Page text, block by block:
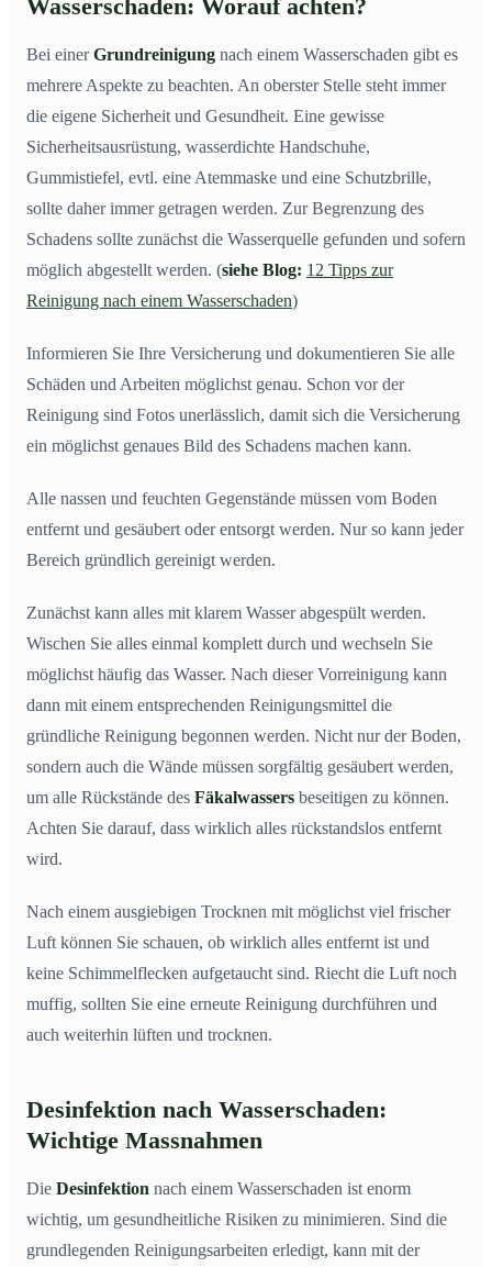
Wasserschaden: Worauf achten?
Bei einerGrundreinigung nach einem Wasserschaden gibt es
mehrere Aspekte zu beachten. An oberster Stelle steht immer
die eigene Sicherheit und Gesundheit. Eine gewisse
Sicherheitsausrüstung, wasserdichte Handschuhe,
Gummistiefel, evtl. eine Atemmaske und eine Schutzbrille,
sollte daher immer getragen werden. Zur Begrenzung des
Schadens sollte zunächst die Wasserquelle gefunden und sofern
möglich abgestellt werden. (siehe Blog: 12 Tipps zur
Reinigung nach einem Wasserschaden)
Informieren Sie Ihre Versicherung und dokumentieren Sie alle
Schäden und Arbeiten möglichst genau. Schon vor der
Reinigung sind Fotos unerlässlich, damit sich die Versicherung
ein möglichst genaues Bild des Schadens machen kann.
Alle nassen und feuchten Gegenstände müssen vom Boden
entfernt und gesäubert oder entsorgt werden. Nur so kann jeder
Bereich gründlich gereinigt werden.
Zunächst kann alles mit klarem Wasser abgespült werden.
Wischen Sie alles einmal komplett durch und wechseln Sie
möglichst häufig das Wasser. Nach dieser Vorreinigung kann
dann mit einem entsprechenden Reinigungsmittel die
gründliche Reinigung begonnen werden. Nicht nur der Boden,
sondern auch die Wände müssen sorgfältig gesäubert werden,
um alle Rückstände des Fäkalwassers beseitigen zu können.
Achten Sie darauf, dass wirklich alles rückstandslos entfernt
wird.
Nach einem ausgiebigen Trocknen mit möglichst viel frischer
Luft können Sie schauen, ob wirklich alles entfernt ist und
keine Schimmelflecken aufgetaucht sind. Riecht die Luft noch
muffig, sollten Sie eine erneute Reinigung durchführen und
auch weiterhin lüften und trocknen.
Desinfektion nach Wasserschaden:
Wichtige Massnahmen
Die Desinfektion nach einem Wasserschaden ist enorm
wichtig, um gesundheitliche Risiken zu minimieren. Sind die
grundlegenden Reinigungsarbeiten erledigt, kann mit der